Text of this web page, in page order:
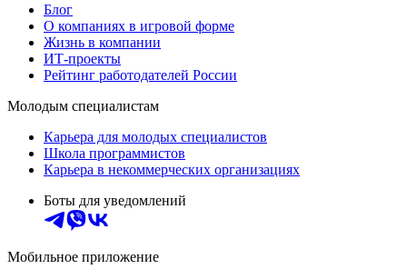
Блог
О компаниях в игровой форме
Жизнь в компании
ИТ-проекты
Рейтинг работодателей России
Молодым специалистам
Карьера для молодых специалистов
Школа программистов
Карьера в некоммерческих организациях
Боты для уведомлений
Мобильное приложение